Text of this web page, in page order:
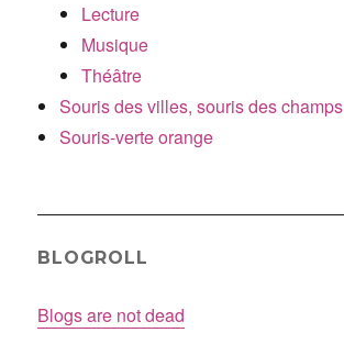
Lecture
Musique
Théâtre
Souris des villes, souris des champs
Souris-verte orange
BLOGROLL
Blogs are not dead